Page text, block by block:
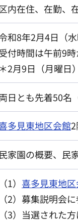
内在住、在勤、
和8年2月4日（
付時間は午前9
＊2月9日（月曜日
日とも先着50名
多見東地区会館
民家園の概要、民
（1） 喜多見東地
（2）募集説明会
（3）当選された